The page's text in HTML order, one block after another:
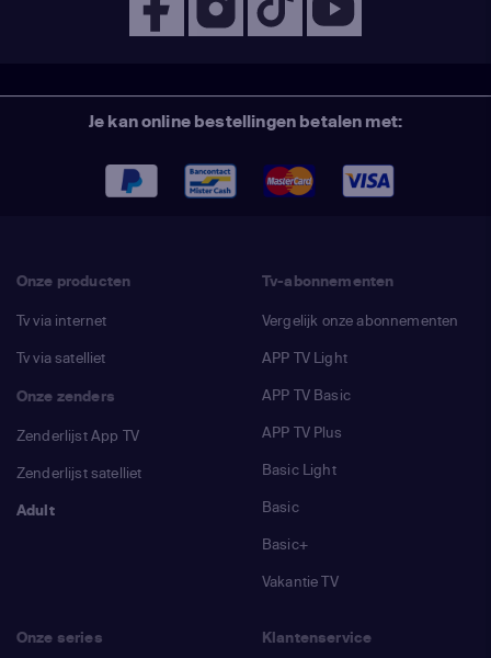
Je kan online bestellingen betalen met:
Onze producten
Tv via internet
Tv via satelliet
Onze zenders
Zenderlijst App TV
Zenderlijst satelliet
Adult
Tv-abonnementen
Vergelijk onze abonnementen
APP TV Light
APP TV Basic
APP TV Plus
Basic Light
Basic
Basic+
Vakantie TV
Onze series Klantenservice